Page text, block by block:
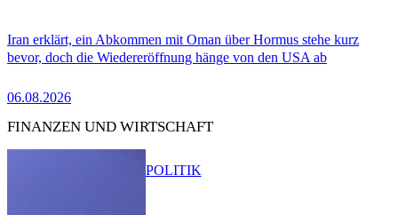
Iran erklärt, ein Abkommen mit Oman über Hormus stehe kurz
bevor, doch die Wiedereröffnung hänge von den USA ab
06.08.2026
FINANZEN UND WIRTSCHAFT
POLITIK